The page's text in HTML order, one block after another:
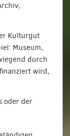
Kulturgut
Museum,
durch
wird,
oder der